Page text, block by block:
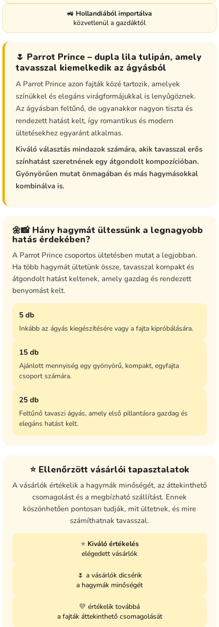
🚜 Hollandiából importálva
közvetlenül a gazdáktól
🌷 Parrot Prince – dupla lila tulipán, amely
tavasszal kiemelkedik az ágyásból
A Parrot Prince azon fajták közé tartozik, amelyek
színükkel és elegáns virágformájukkal is lenyűgöznek.
Az ágyásban feltűnő, de ugyanakkor nagyon tiszta és
rendezett hatást kelt, így romantikus és modern
ültetésekhez egyaránt alkalmas.
Kiváló választás mindazok számára, akik tavasszal erős
színhatást szeretnének egy átgondolt kompozícióban.
Gyönyörűen mutat önmagában és más hagymásokkal
kombinálva is.
🌼📸 Hány hagymát ültessünk a legnagyobb
hatás érdekében?
A Parrot Prince csoportos ültetésben mutat a legjobban.
Ha több hagymát ültetünk össze, tavasszal kompakt és
átgondolt hatást keltenek, amely gazdag és rendezett
benyomást kelt.
5 db
Inkább az ágyás kiegészítésére vagy a fajta kipróbálására.
15 db
Ajánlott mennyiség egy gyönyörű, kompakt, egyfajta
csoport számára.
25 db
Feltűnő tavaszi ágyás, amely első pillantásra gazdag és
elegáns hatást kelt.
⭐ Ellenőrzött vásárlói tapasztalatok
A vásárlók értékelik a hagymák minőségét, az áttekinthető
csomagolást és a megbízható szállítást. Ennek
köszönhetően pontosan tudják, mit ültetnek, és mire
számíthatnak tavasszal.
⭐ Kiváló értékelés
elégedett vásárlók
🌷 a vásárlók dicsérik
a hagymák minőségét
💛 értékelik továbbá
a fajták áttekinthető csomagolását